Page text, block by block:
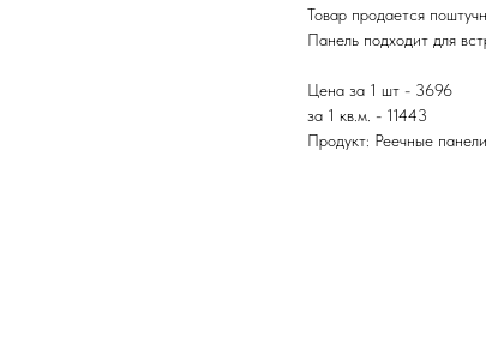
Товар продается
Панель подходит для
Цена за 1 шт - 3696
за 1 кв.м. - 11443
Продукт: Реечные панели